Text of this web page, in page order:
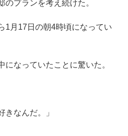
のプランを考え続けた。
1月17日の朝4時頃になってい
になっていたことに驚いた。
きなんだ。」